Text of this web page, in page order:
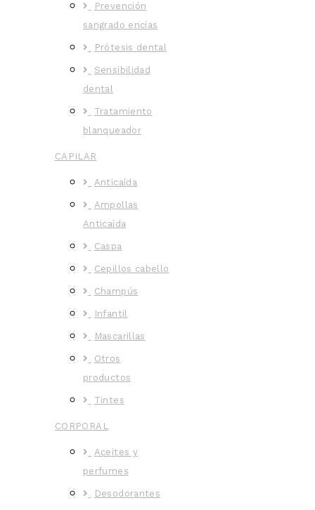
Prevención
sangrado encías
Prótesis dental
Sensibilidad
dental
Tratamiento
blanqueador
CAPILAR
Anticaída
Ampollas
Anticaída
Caspa
Cepillos cabello
Champús
Infantil
Mascarillas
Otros
productos
Tintes
CORPORAL
Aceites y
perfumes
Desodorantes